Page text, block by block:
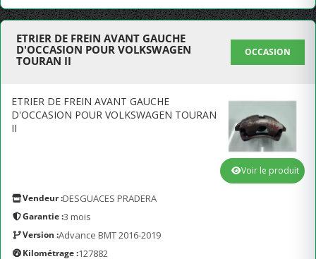
ETRIER DE FREIN AVANT GAUCHE
D'OCCASION POUR VOLKSWAGEN
TOURAN II
OCCASION
ETRIER DE FREIN AVANT GAUCHE
D'OCCASION POUR VOLKSWAGEN TOURAN
II
Vendeur :DESGUACES PRADERA
Garantie :3 mois
Version :Advance BMT 2016-2019
Kilométrage :127882
Voir le produit